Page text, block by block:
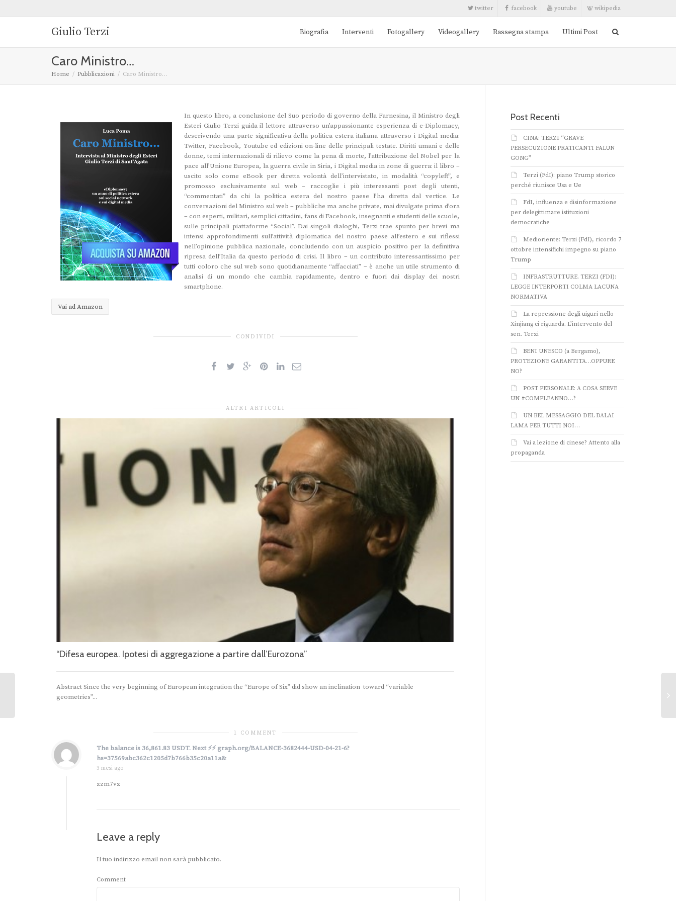
twitter facebook youtube wikipedia
Giulio Terzi Biografia Interventi Fotogallery Videogallery Rassegna stampa Ultimi Post
Caro Ministro…
Home Pubblicazioni Caro Ministro…
In questo libro, a conclusione del Suo periodo di governo della Farnesina, il Ministro degli
Esteri Giulio Terzi guida il lettore attraverso un’appassionante esperienza di e-Diplomacy,
descrivendo una parte significativa della politica estera italiana attraverso i Digital media:
Twitter, Facebook, Youtube ed edizioni on-line delle principali testate. Diritti umani e delle
donne, temi internazionali di rilievo come la pena di morte, l’attribuzione del Nobel per la
pace all’Unione Europea, la guerra civile in Siria, i Digital media in zone di guerra: il libro –
uscito solo come eBook per diretta volontà dell’intervistato, in modalità “copyleft”, e
promosso esclusivamente sul web – raccoglie i più interessanti post degli utenti,
“commentati” da chi la politica estera del nostro paese l’ha diretta dal vertice. Le
conversazioni del Ministro sul web – pubbliche ma anche private, mai divulgate prima d’ora
– con esperti, militari, semplici cittadini, fans di Facebook, insegnanti e studenti delle scuole,
sulle principali piattaforme “Social”. Dai singoli dialoghi, Terzi trae spunto per brevi ma
intensi approfondimenti sull’attività diplomatica del nostro paese all’estero e sui riflessi
nell’opinione pubblica nazionale, concludendo con un auspicio positivo per la definitiva
ripresa dell’Italia da questo periodo di crisi. Il libro – un contributo interessantissimo per
tutti coloro che sul web sono quotidianamente “affacciati” – è anche un utile strumento di
analisi di un mondo che cambia rapidamente, dentro e fuori dai display dei nostri
smartphone.
Vai ad Amazon
CONDIVIDI
ALTRI ARTICOLI
“Difesa europea. Ipotesi di aggregazione a partire dall’Eurozona”
Abstract Since the very beginning of European integration the “Europe of Six” did show an inclination toward “variable
geometries”...
1 COMMENT
The balance is 36,861.83 USDT. Next ⚡⚡ graph.org/BALANCE-3682444-USD-04-21-6?
hs=37569abc362c1205d7b766b35c20a11a&
3 mesi ago
zzm7vz
Leave a reply
Il tuo indirizzo email non sarà pubblicato.
Comment
Post Recenti
CINA: TERZI “GRAVE
PERSECUZIONE PRATICANTI FALUN
GONG”
Terzi (FdI): piano Trump storico
perché riunisce Usa e Ue
FdI, influenza e disinformazione
per delegittimare istituzioni
democratiche
Medioriente: Terzi (FdI), ricordo 7
ottobre intensifichi impegno su piano
Trump
INFRASTRUTTURE. TERZI (FDI):
LEGGE INTERPORTI COLMA LACUNA
NORMATIVA
La repressione degli uiguri nello
Xinjiang ci riguarda. L’intervento del
sen. Terzi
BENI UNESCO (a Bergamo),
PROTEZIONE GARANTITA…OPPURE
NO?
POST PERSONALE: A COSA SERVE
UN #COMPLEANNO…?
UN BEL MESSAGGIO DEL DALAI
LAMA PER TUTTI NOI…
Vai a lezione di cinese? Attento alla
propaganda